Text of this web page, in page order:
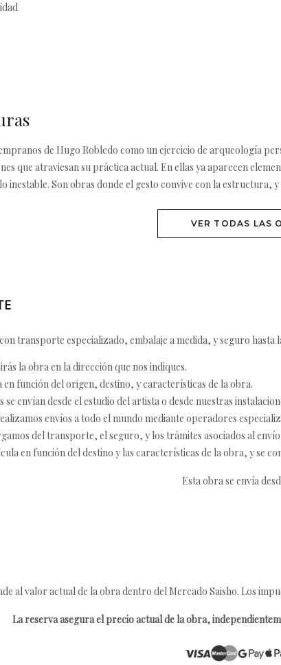
de Hugo Robledo como un ejercicio de arqueología
que atraviesan su práctica actual. En ellas ya aparecen
inestable. Son obras donde el gesto convive con la estructura,
VER TODAS LAS
transporte especializado, embalaje a medida, y seguro hasta
la obra en la dirección que nos indiques.
en función del origen, destino, y características de la obra.
se envían desde el estudio del artista o desde nuestras
envíos a todo el mundo mediante operadores
del transporte, el seguro, y los trámites asociados al
en función del destino y las características de la obra, y se
Esta obra se envía
al valor actual de la obra dentro del Mercado Saisho. Los
La reserva asegura el precio actual de la obra,